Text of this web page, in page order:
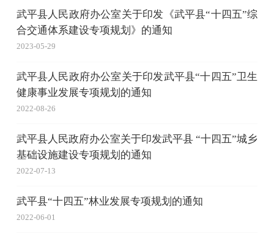
武平县人民政府办公室关于印发《武平县“十四五”综
合交通体系建设专项规划》的通知
2023-05-29
武平县人民政府办公室关于印发武平县“十四五”卫生
健康事业发展专项规划的通知
2022-08-26
武平县人民政府办公室关于印发武平县 “十四五”城乡
基础设施建设专项规划的通知
2022-07-13
武平县“十四五”林业发展专项规划的通知
2022-06-01